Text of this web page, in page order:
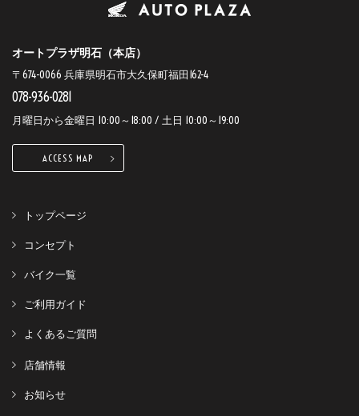
オートプラザ明石（本店）
〒674-0066 兵庫県明石市大久保町福田162-4
078-936-0281
月曜日から金曜日 10:00～18:00 / 土日 10:00～19:00
ACCESS MAP
トップページ
コンセプト
バイク一覧
ご利用ガイド
よくあるご質問
店舗情報
お知らせ